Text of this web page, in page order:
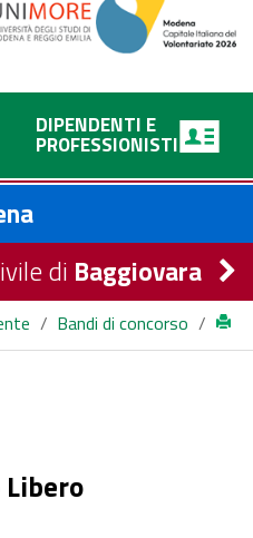
DIPENDENTI E
PROFESSIONISTI
di Baggiovara
/ Bandi di concorso /
PROCEDURA
DI EVENTUALI
A PERSONALE MEDICO